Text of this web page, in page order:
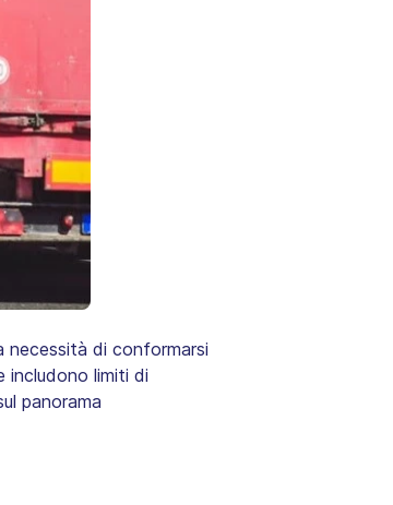
necessità di conformarsi
includono limiti di
panorama